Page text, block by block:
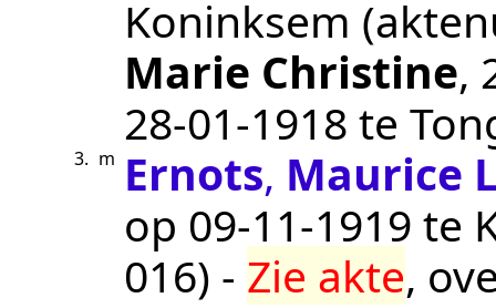
Koninksem
Marie Christine,
28‑01‑1918 te
3. m Ernots, Maurice
op 09‑11‑1919 te
016) - Zie akte,